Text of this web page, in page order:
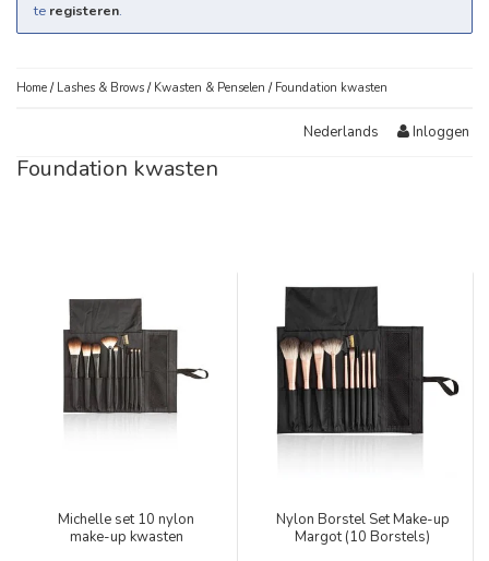
te registeren.
Home / Lashes & Brows / Kwasten & Penselen / Foundation kwasten
Nederlands Inloggen
Foundation kwasten
Michelle set 10 nylon
make-up kwasten
Nylon Borstel Set Make-up
Margot (10 Borstels)